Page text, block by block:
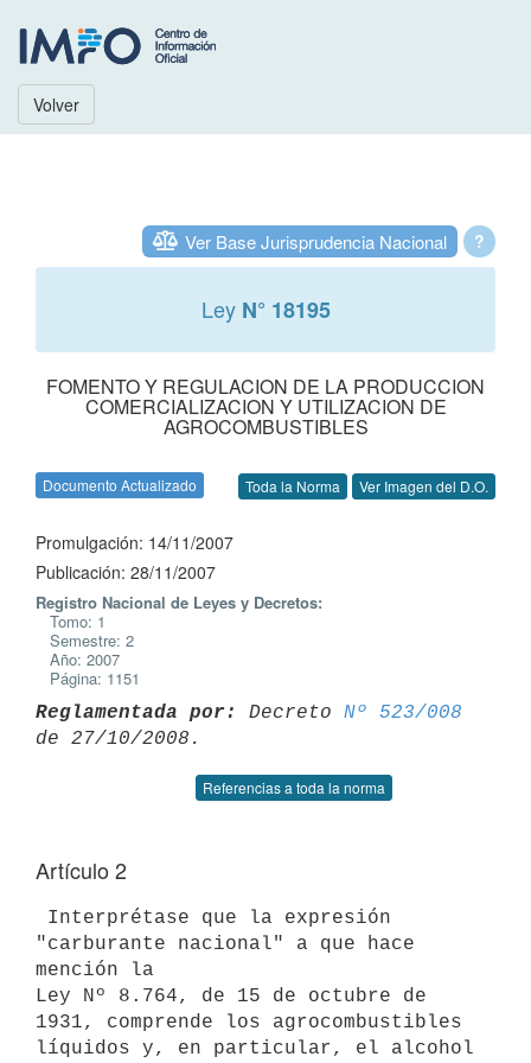
Volver
?
Ver Base Jurisprudencia Nacional
Ley N° 18195
FOMENTO Y REGULACION DE LA PRODUCCION
COMERCIALIZACION Y UTILIZACION DE
AGROCOMBUSTIBLES
Documento Actualizado Toda la Norma Ver Imagen del D.O.
Promulgación: 14/11/2007
Publicación: 28/11/2007
Registro Nacional de Leyes y Decretos:
Tomo: 1
Semestre: 2
Año: 2007
Página: 1151
Reglamentada por: Decreto Nº 523/008
Referencias a toda la norma
Artículo 2
"carburante nacional" a que hace
mención la
Ley Nº 8.764, de 15 de octubre de
1931, comprende los agrocombustibles
líquidos y, en particular, el alcohol